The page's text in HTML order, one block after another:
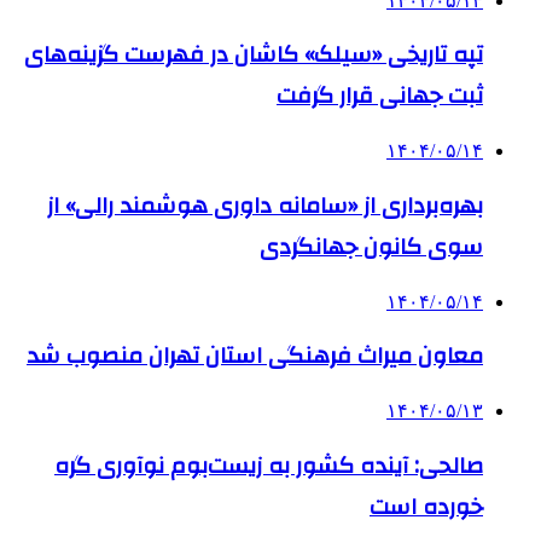
تپه تاریخی «سیلک» کاشان در فهرست گزینه‌های
ثبت جهانی قرار گرفت
۱۴۰۴/۰۵/۱۴
بهره‌برداری از «سامانه داوری هوشمند رالی» از
سوی کانون جهانگردی
۱۴۰۴/۰۵/۱۴
معاون میراث فرهنگی استان تهران منصوب شد
۱۴۰۴/۰۵/۱۳
صالحی: آینده کشور به زیست‌بوم نوآوری گره
خورده است